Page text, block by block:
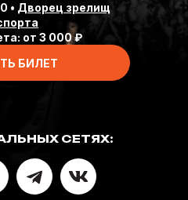
• Дворец зрелищ
от 3 000 ₽
БИЛЕТ
СЕТЯХ: